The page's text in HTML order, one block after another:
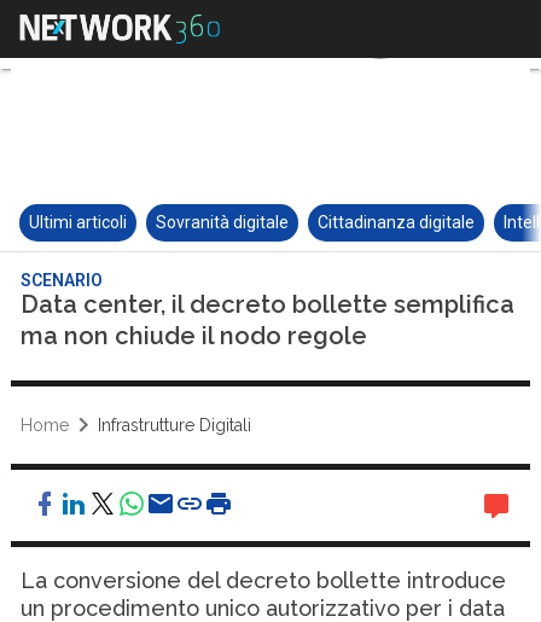
Ultimi articoli Sovranità digitale Cittadinanza digitale
SCENARIO
Data center, il decreto bollette semplifica
ma non chiude il nodo regole
Home Infrastrutture Digitali
La conversione del decreto bollette introduce
un procedimento unico autorizzativo per i data